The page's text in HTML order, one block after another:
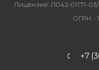
Лицензия: Л042-01171-
ОГРН -
+7